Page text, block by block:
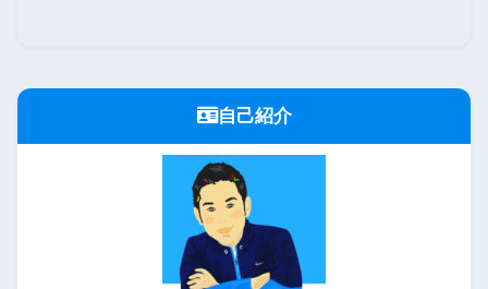
自己紹介